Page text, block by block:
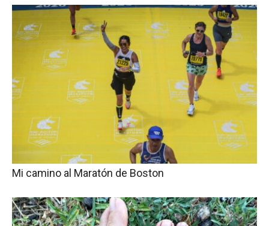
Mi camino al Maratón de Boston